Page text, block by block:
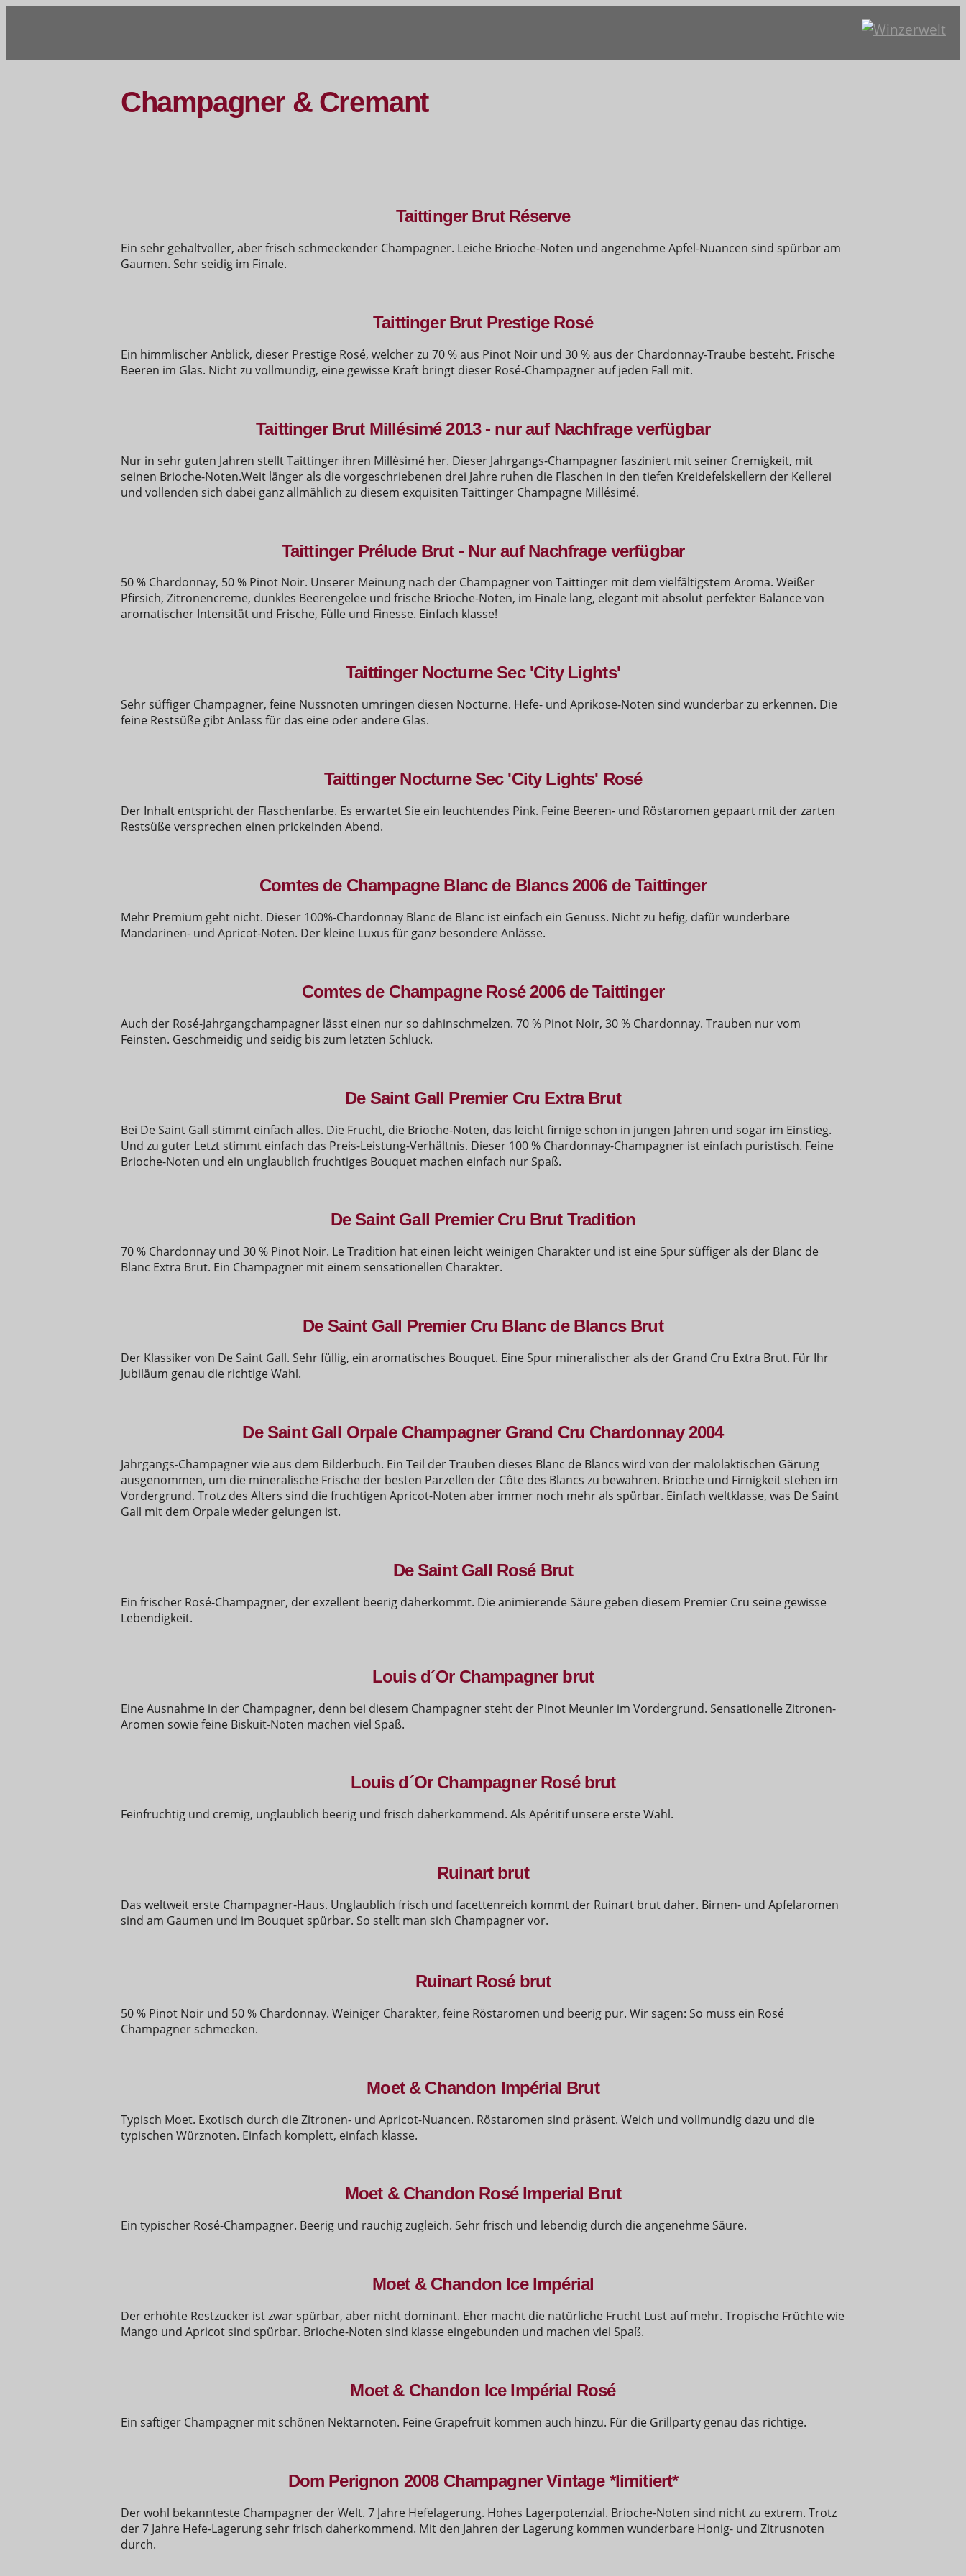
Champagner & Cremant
Taittinger Brut Réserve
Ein sehr gehaltvoller, aber frisch schmeckender Champagner. Leiche Brioche-Noten und angenehme Apfel-Nuancen sind spürbar am
Gaumen. Sehr seidig im Finale.
Taittinger Brut Prestige Rosé
Ein himmlischer Anblick, dieser Prestige Rosé, welcher zu 70 % aus Pinot Noir und 30 % aus der Chardonnay-Traube besteht. Frische
Beeren im Glas. Nicht zu vollmundig, eine gewisse Kraft bringt dieser Rosé-Champagner auf jeden Fall mit.
Taittinger Brut Millésimé 2013 - nur auf Nachfrage verfügbar
Nur in sehr guten Jahren stellt Taittinger ihren Millèsimé her. Dieser Jahrgangs-Champagner fasziniert mit seiner Cremigkeit, mit
seinen Brioche-Noten.Weit länger als die vorgeschriebenen drei Jahre ruhen die Flaschen in den tiefen Kreidefelskellern der Kellerei
und vollenden sich dabei ganz allmählich zu diesem exquisiten Taittinger Champagne Millésimé.
Taittinger Prélude Brut - Nur auf Nachfrage verfügbar
50 % Chardonnay, 50 % Pinot Noir. Unserer Meinung nach der Champagner von Taittinger mit dem vielfältigstem Aroma. Weißer
Pfirsich, Zitronencreme, dunkles Beerengelee und frische Brioche-Noten, im Finale lang, elegant mit absolut perfekter Balance von
aromatischer Intensität und Frische, Fülle und Finesse. Einfach klasse!
Taittinger Nocturne Sec 'City Lights'
Sehr süffiger Champagner, feine Nussnoten umringen diesen Nocturne. Hefe- und Aprikose-Noten sind wunderbar zu erkennen. Die
feine Restsüße gibt Anlass für das eine oder andere Glas.
Taittinger Nocturne Sec 'City Lights' Rosé
Der Inhalt entspricht der Flaschenfarbe. Es erwartet Sie ein leuchtendes Pink. Feine Beeren- und Röstaromen gepaart mit der zarten
Restsüße versprechen einen prickelnden Abend.
Comtes de Champagne Blanc de Blancs 2006 de Taittinger
Mehr Premium geht nicht. Dieser 100%-Chardonnay Blanc de Blanc ist einfach ein Genuss. Nicht zu hefig, dafür wunderbare
Mandarinen- und Apricot-Noten. Der kleine Luxus für ganz besondere Anlässe.
Comtes de Champagne Rosé 2006 de Taittinger
Auch der Rosé-Jahrgangchampagner lässt einen nur so dahinschmelzen. 70 % Pinot Noir, 30 % Chardonnay. Trauben nur vom
Feinsten. Geschmeidig und seidig bis zum letzten Schluck.
De Saint Gall Premier Cru Extra Brut
Bei De Saint Gall stimmt einfach alles. Die Frucht, die Brioche-Noten, das leicht firnige schon in jungen Jahren und sogar im Einstieg.
Und zu guter Letzt stimmt einfach das Preis-Leistung-Verhältnis. Dieser 100 % Chardonnay-Champagner ist einfach puristisch. Feine
Brioche-Noten und ein unglaublich fruchtiges Bouquet machen einfach nur Spaß.
De Saint Gall Premier Cru Brut Tradition
70 % Chardonnay und 30 % Pinot Noir. Le Tradition hat einen leicht weinigen Charakter und ist eine Spur süffiger als der Blanc de
Blanc Extra Brut. Ein Champagner mit einem sensationellen Charakter.
De Saint Gall Premier Cru Blanc de Blancs Brut
Der Klassiker von De Saint Gall. Sehr füllig, ein aromatisches Bouquet. Eine Spur mineralischer als der Grand Cru Extra Brut. Für Ihr
Jubiläum genau die richtige Wahl.
De Saint Gall Orpale Champagner Grand Cru Chardonnay 2004
Jahrgangs-Champagner wie aus dem Bilderbuch. Ein Teil der Trauben dieses Blanc de Blancs wird von der malolaktischen Gärung
ausgenommen, um die mineralische Frische der besten Parzellen der Côte des Blancs zu bewahren. Brioche und Firnigkeit stehen im
Vordergrund. Trotz des Alters sind die fruchtigen Apricot-Noten aber immer noch mehr als spürbar. Einfach weltklasse, was De Saint
Gall mit dem Orpale wieder gelungen ist.
De Saint Gall Rosé Brut
Ein frischer Rosé-Champagner, der exzellent beerig daherkommt. Die animierende Säure geben diesem Premier Cru seine gewisse
Lebendigkeit.
Louis d´Or Champagner brut
Eine Ausnahme in der Champagner, denn bei diesem Champagner steht der Pinot Meunier im Vordergrund. Sensationelle Zitronen-
Aromen sowie feine Biskuit-Noten machen viel Spaß.
Louis d´Or Champagner Rosé brut
Feinfruchtig und cremig, unglaublich beerig und frisch daherkommend. Als Apéritif unsere erste Wahl.
Ruinart brut
Das weltweit erste Champagner-Haus. Unglaublich frisch und facettenreich kommt der Ruinart brut daher. Birnen- und Apfelaromen
sind am Gaumen und im Bouquet spürbar. So stellt man sich Champagner vor.
Ruinart Rosé brut
50 % Pinot Noir und 50 % Chardonnay. Weiniger Charakter, feine Röstaromen und beerig pur. Wir sagen: So muss ein Rosé
Champagner schmecken.
Moet & Chandon Impérial Brut
Typisch Moet. Exotisch durch die Zitronen- und Apricot-Nuancen. Röstaromen sind präsent. Weich und vollmundig dazu und die
typischen Würznoten. Einfach komplett, einfach klasse.
Moet & Chandon Rosé Imperial Brut
Ein typischer Rosé-Champagner. Beerig und rauchig zugleich. Sehr frisch und lebendig durch die angenehme Säure.
Moet & Chandon Ice Impérial
Der erhöhte Restzucker ist zwar spürbar, aber nicht dominant. Eher macht die natürliche Frucht Lust auf mehr. Tropische Früchte wie
Mango und Apricot sind spürbar. Brioche-Noten sind klasse eingebunden und machen viel Spaß.
Moet & Chandon Ice Impérial Rosé
Ein saftiger Champagner mit schönen Nektarnoten. Feine Grapefruit kommen auch hinzu. Für die Grillparty genau das richtige.
Dom Perignon 2008 Champagner Vintage *limitiert*
Der wohl bekannteste Champagner der Welt. 7 Jahre Hefelagerung. Hohes Lagerpotenzial. Brioche-Noten sind nicht zu extrem. Trotz
der 7 Jahre Hefe-Lagerung sehr frisch daherkommend. Mit den Jahren der Lagerung kommen wunderbare Honig- und Zitrusnoten
durch.